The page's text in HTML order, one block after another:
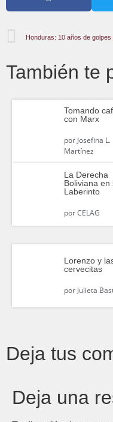
También te
Tomando
con Marx
porJosefina L.
Martínez
La Derecha
Boliviana en
Laberinto
porCELAG
Lorenzo y
cervecitas
porJulieta
Deja tus
Deja una